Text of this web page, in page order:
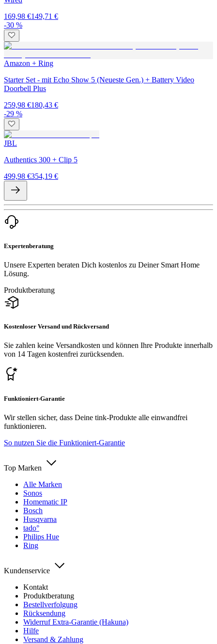
169,98 €149,71 €
-30 %
Amazon + Ring
Starter Set - mit Echo Show 5 (Neueste Gen.) + Battery Video
Doorbell Plus
259,98 €180,43 €
-29 %
JBL
Authentics 300 + Clip 5
499,98 €354,19 €
Expertenberatung
Unsere Experten beraten Dich kostenlos zu Deiner Smart Home
Lösung.
Produktberatung
Kostenloser Versand und Rückversand
Sie zahlen keine Versandkosten und können Ihre Produkte innerhalb
von 14 Tagen kostenfrei zurücksenden.
Funktioniert-Garantie
Wir stellen sicher, dass Deine tink-Produkte alle einwandfrei
funktionieren.
So nutzen Sie die Funktioniert-Garantie
Top Marken
Alle Marken
Sonos
Homematic IP
Bosch
Husqvarna
tado°
Philips Hue
Ring
Kundenservice
Kontakt
Produktberatung
Bestellverfolgung
Rücksendung
Widerruf Extra-Garantie (Hakuna)
Hilfe
Versand & Zahlung